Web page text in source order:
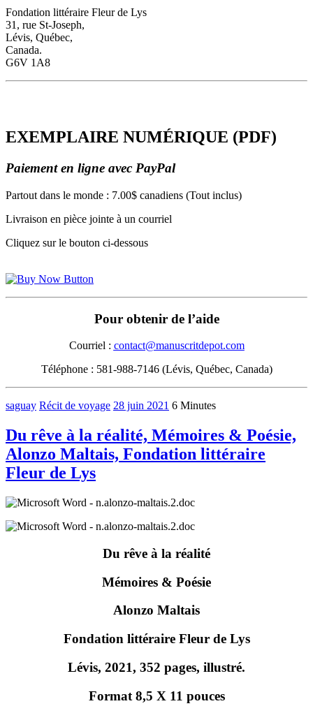
Fondation littéraire Fleur de Lys
31, rue St-Joseph,
Lévis, Québec,
Canada.
G6V 1A8
EXEMPLAIRE NUMÉRIQUE (PDF)
Paiement en ligne avec PayPal
Partout dans le monde : 7.00$ canadiens (Tout inclus)
Livraison en pièce jointe à un courriel
Cliquez sur le bouton ci-dessous
Pour obtenir de l’aide
Courriel : contact@manuscritdepot.com
Téléphone : 581-988-7146 (Lévis, Québec, Canada)
saguay Récit de voyage 28 juin 2021 6 Minutes
Du rêve à la réalité, Mémoires & Poésie,
Alonzo Maltais, Fondation littéraire
Fleur de Lys
Du rêve à la réalité
Mémoires & Poésie
Alonzo Maltais
Fondation littéraire Fleur de Lys
Lévis, 2021, 352 pages, illustré.
Format 8,5 X 11 pouces